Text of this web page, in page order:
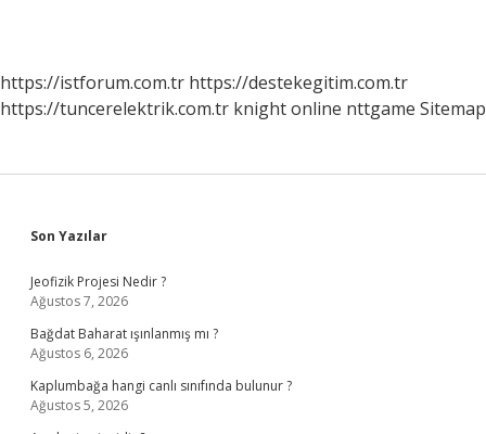
Çimento
Gider
https://istforum.com.tr https://destekegitim.com.tr
https://tuncerelektrik.com.tr knight online nttgame Sitemap
Sidebar
Son Yazılar
Jeofizik Projesi Nedir ?
Ağustos 7, 2026
Bağdat Baharat ışınlanmış mı ?
Ağustos 6, 2026
Kaplumbağa hangi canlı sınıfında bulunur ?
Ağustos 5, 2026